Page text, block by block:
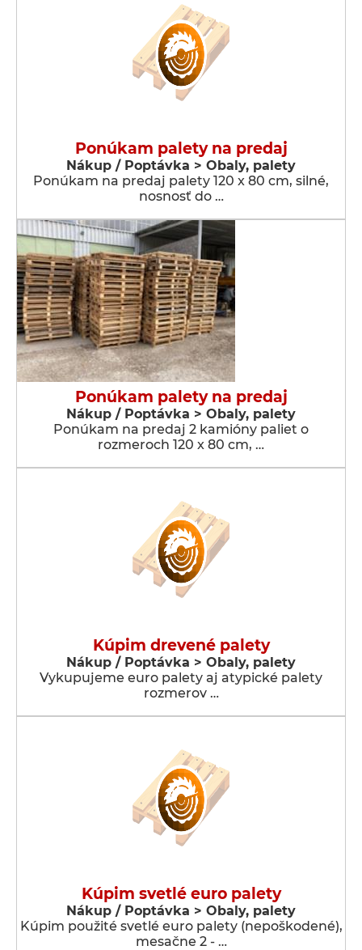
Ponúkam palety na predaj
Nákup / Poptávka > Obaly, palety
Ponúkam na predaj palety 120 x 80 cm, silné,
nosnosť do …
Ponúkam palety na predaj
Nákup / Poptávka > Obaly, palety
Ponúkam na predaj 2 kamióny paliet o
rozmeroch 120 x 80 cm, …
Kúpim drevené palety
Nákup / Poptávka > Obaly, palety
Vykupujeme euro palety aj atypické palety
rozmerov …
Kúpim svetlé euro palety
Nákup / Poptávka > Obaly, palety
Kúpim použité svetlé euro palety (nepoškodené),
mesačne 2 - …